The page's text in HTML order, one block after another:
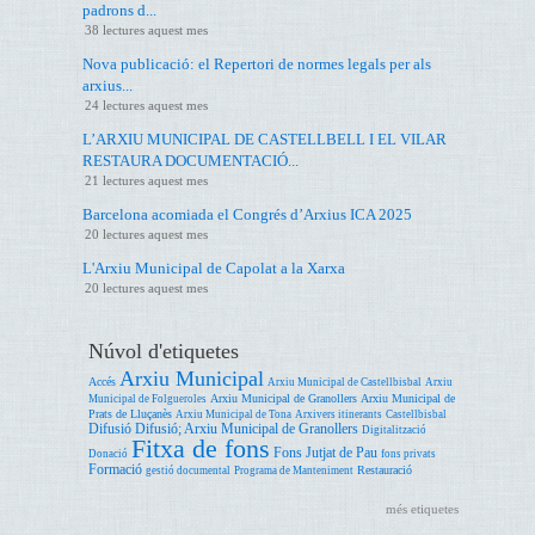
padrons d...
38 lectures aquest mes
Nova publicació: el Repertori de normes legals per als
arxius...
24 lectures aquest mes
L’ARXIU MUNICIPAL DE CASTELLBELL I EL VILAR
RESTAURA DOCUMENTACIÓ...
21 lectures aquest mes
Barcelona acomiada el Congrés d’Arxius ICA 2025
20 lectures aquest mes
L'Arxiu Municipal de Capolat a la Xarxa
20 lectures aquest mes
Núvol d'etiquetes
Accés Arxiu Municipal Arxiu Municipal de Castellbisbal Arxiu
Municipal de Folgueroles Arxiu Municipal de Granollers Arxiu Municipal de
Prats de Lluçanès Arxiu Municipal de Tona Arxivers itinerants Castellbisbal
Difusió Difusió; Arxiu Municipal de Granollers Digitalització
Donació Fitxa de fons Fons Jutjat de Pau fons privats
Formació gestió documental Programa de Manteniment Restauració
més etiquetes